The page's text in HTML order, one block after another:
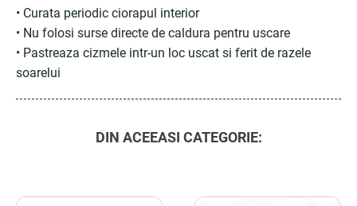
• Curata periodic ciorapul interior
• Nu folosi surse directe de caldura pentru uscare
• Pastreaza cizmele intr-un loc uscat si ferit de razele
soarelui
DIN ACEEASI CATEGORIE: